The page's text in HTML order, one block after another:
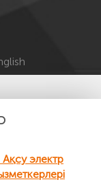
электр